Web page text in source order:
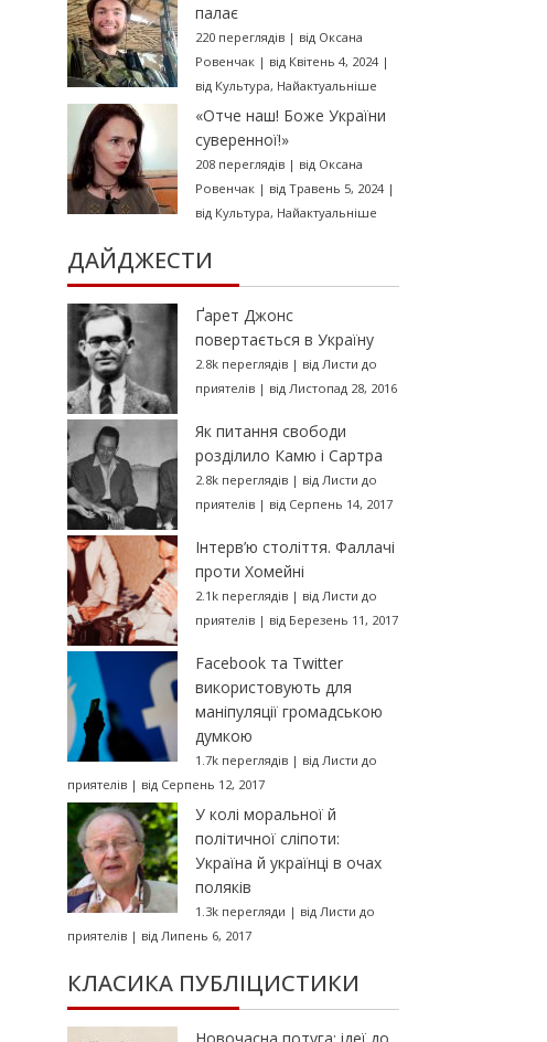
палає
220 переглядів| від Оксана
Ровенчак| від Квітень 4, 2024|
від Культура, Найактуальніше
«Отче наш! Боже України
суверенної!»
208 переглядів| від Оксана
Ровенчак| від Травень 5, 2024|
від Культура, Найактуальніше
ДАЙДЖЕСТИ
Ґарет Джонс
повертається в Україну
2.8k переглядів| від Листи до
приятелів| від Листопад 28, 2016
Як питання свободи
розділило Камю і Сартра
2.8k переглядів| від Листи до
приятелів| від Серпень 14, 2017
Інтерв’ю століття. Фаллачі
проти Хомейні
2.1k переглядів| від Листи до
приятелів| від Березень 11, 2017
Facebook та Twitter
використовують для
маніпуляції громадською
думкою
1.7k переглядів| від Листи до
приятелів| від Серпень 12, 2017
У колі моральної й
політичної сліпоти:
Україна й українці в очах
поляків
1.3k перегляди | від Листи до
приятелів| від Липень 6, 2017
КЛАСИКА ПУБЛІЦИСТИКИ